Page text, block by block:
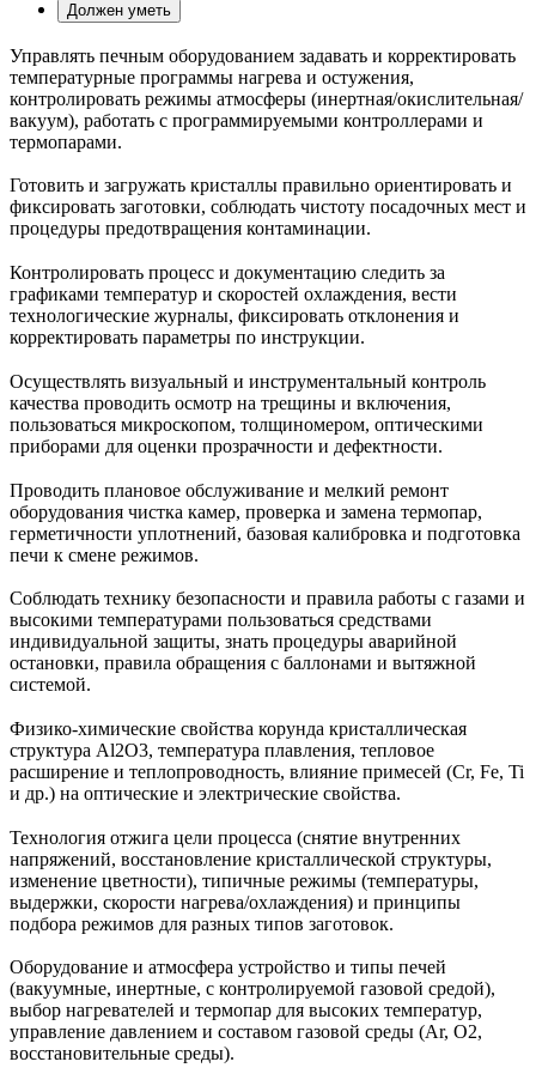
Должен уметь
Управлять печным оборудованием задавать и корректировать
температурные программы нагрева и остужения,
контролировать режимы атмосферы (инертная/окислительная/
вакуум), работать с программируемыми контроллерами и
термопарами.
Готовить и загружать кристаллы правильно ориентировать и
фиксировать заготовки, соблюдать чистоту посадочных мест и
процедуры предотвращения контаминации.
Контролировать процесс и документацию следить за
графиками температур и скоростей охлаждения, вести
технологические журналы, фиксировать отклонения и
корректировать параметры по инструкции.
Осуществлять визуальный и инструментальный контроль
качества проводить осмотр на трещины и включения,
пользоваться микроскопом, толщиномером, оптическими
приборами для оценки прозрачности и дефектности.
Проводить плановое обслуживание и мелкий ремонт
оборудования чистка камер, проверка и замена термопар,
герметичности уплотнений, базовая калибровка и подготовка
печи к смене режимов.
Соблюдать технику безопасности и правила работы с газами и
высокими температурами пользоваться средствами
индивидуальной защиты, знать процедуры аварийной
остановки, правила обращения с баллонами и вытяжной
системой.
Физико‑химические свойства корунда кристаллическая
структура Al2O3, температура плавления, тепловое
расширение и теплопроводность, влияние примесей (Cr, Fe, Ti
и др.) на оптические и электрические свойства.
Технология отжига цели процесса (снятие внутренних
напряжений, восстановление кристаллической структуры,
изменение цветности), типичные режимы (температуры,
выдержки, скорости нагрева/охлаждения) и принципы
подбора режимов для разных типов заготовок.
Оборудование и атмосфера устройство и типы печей
(вакуумные, инертные, с контролируемой газовой средой),
выбор нагревателей и термопар для высоких температур,
управление давлением и составом газовой среды (Ar, O2,
восстановительные среды).